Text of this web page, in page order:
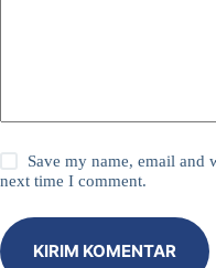
Save my name, email and
next time I comment.
KIRIM KOMENTAR